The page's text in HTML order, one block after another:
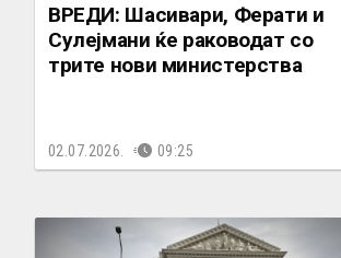
ВРЕДИ: Шасивари, Ферати и
Сулејмани ќе раководат со
трите нови министерства
02.07.2026. 09:25